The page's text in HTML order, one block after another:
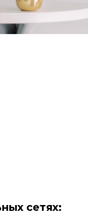
сетях: